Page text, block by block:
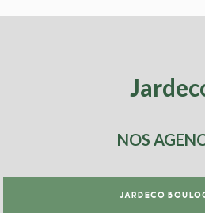
NOS
JARDECO